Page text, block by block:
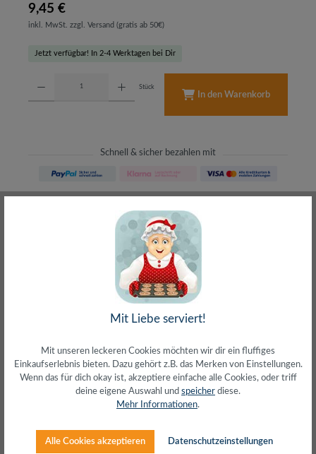
9,45 €
inkl. MwSt. zzgl. Versand (gratis ab 50€)
Jetzt verfügbar! In 2-4 Werktagen bei Dir
Stück
In den Warenkorb
Schnell & sicher bezahlen mit
meist direkt aus Waiblingen
30 Tage Rückgaberecht
ohne Risiko bestellen
– Frag den Profi!
kostenlos und persönlich
Über 20+ Jahre Erfahrung
wir wissen von was wir sprechen
HDMIAuflösung: Full HD bis zu FHD 1…
Mit Liebe serviert!
Mit unseren leckeren Cookies möchten wir dir ein fluffiges
Einkaufserlebnis bieten. Dazu gehört z.B. das Merken von Einstellungen.
Wenn das für dich okay ist, akzeptiere einfache alle Cookies, oder triff
deine eigene Auswahl und speicher diese.
Mehr Informationen.
Alle Cookies akzeptieren Datenschutzeinstellungen